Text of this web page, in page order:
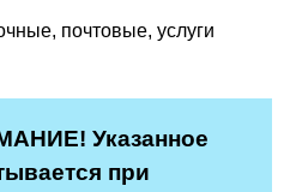
почтовые, услуги
Указанное
при